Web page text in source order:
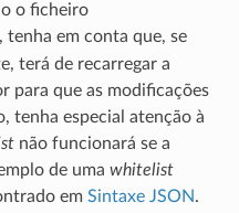
o ficheiro
tenha em conta que, se
terá de recarregar a
para que as modificações
tenha especial atenção à
não funcionará se a
de uma whitelist
em Sintaxe JSON.